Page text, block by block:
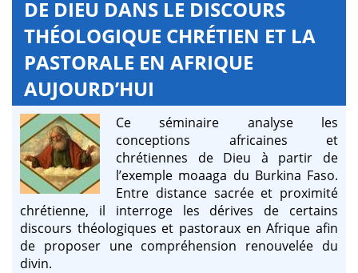
DE DIEU DANS LE DISCOURS
THÉOLOGIQUE CHRÉTIEN ET LA
PASTORALE EN AFRIQUE
AUJOURD’HUI
Ce séminaire analyse les
conceptions africaines et
chrétiennes de Dieu à partir de
l’exemple moaaga du Burkina Faso.
Entre distance sacrée et proximité
chrétienne, il interroge les dérives de certains
discours théologiques et pastoraux en Afrique afin
de proposer une compréhension renouvelée du
divin.